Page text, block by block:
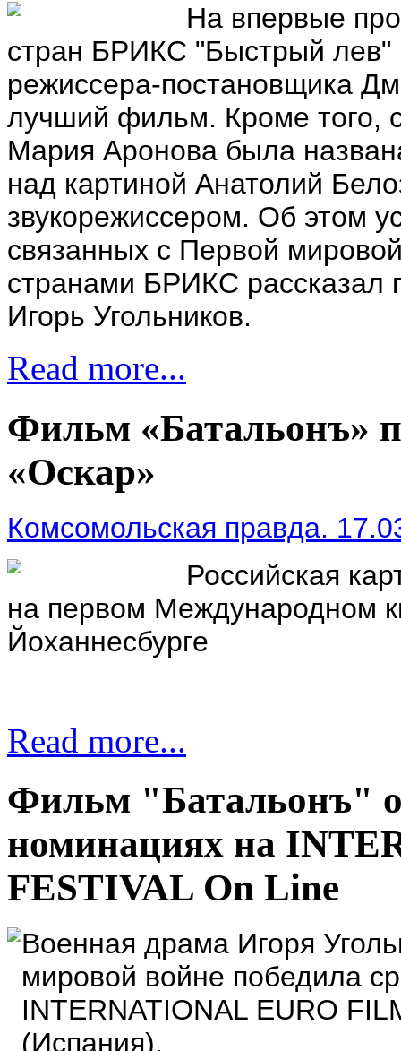
На впервые
стран БРИКС "Быстрый лев"
режиссера-постановщика
лучший фильм. Кроме того,
Мария Аронова была
над картиной Анатолий
звукорежиссером. Об этом
связанных с Первой
странами БРИКС
Игорь Угольников.
Read more...
Фильм «Батальонъ»
«Оскар»
Комсомольская правда.
Российская
на первом Международном
Йоханнесбурге
Read more...
Фильм "Батальонъ"
номинациях на
FESTIVAL On Line
Военная драма Игоря
мировой войне победила
INTERNATIONAL EURO
(Испания).